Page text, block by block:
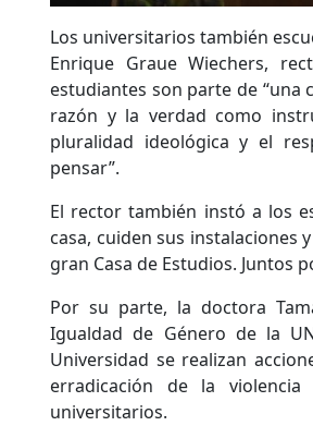
Los universitarios también
Enrique Graue Wiechers,
estudiantes son parte de
razón y la verdad como
pluralidad ideológica y el
pensar”.
El rector también instó a los
casa, cuiden sus instalaciones
gran Casa de Estudios. Juntos
Por su parte, la doctora
Igualdad de Género de la
Universidad se realizan
erradicación de la
universitarios.